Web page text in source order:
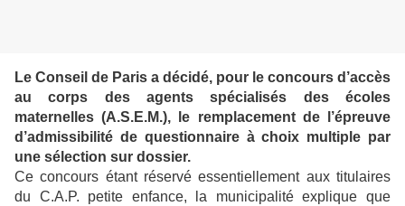
Le Conseil de Paris a décidé, pour le concours d’accès
au corps des agents spécialisés des écoles
maternelles (A.S.E.M.), le remplacement de l’épreuve
d’admissibilité de questionnaire à choix multiple par
une sélection sur dossier.
Ce concours étant réservé essentiellement aux titulaires
du C.A.P. petite enfance, la municipalité explique que